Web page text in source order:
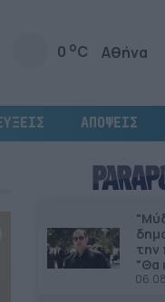
0 oC
ΑΠΟΨΕΙΣ
την
"Θα